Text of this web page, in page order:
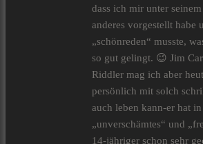
dass ich mir unter
anderes vorgestellt habe
„schönreden“ musste,
so gut gelingt. 😉 Jim
Riddler mag ich aber
persönlich mit solch
auch leben kann-er hat
„unverschämtes“ und
14-jähriger schon sehr